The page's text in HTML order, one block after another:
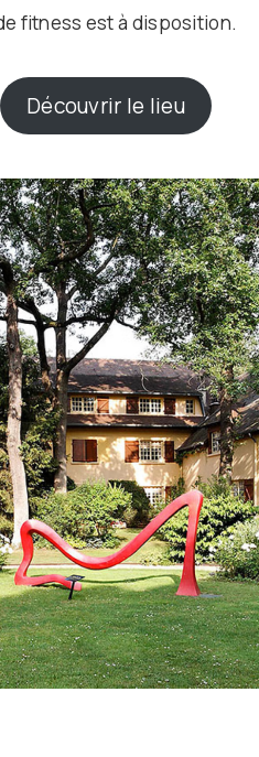
fitness est à disposition.
Découvrir le lieu